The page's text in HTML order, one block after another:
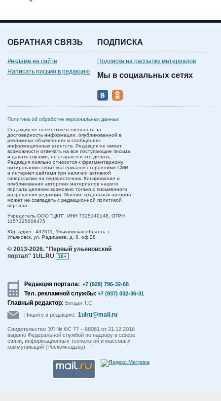
ОБРАТНАЯ СВЯЗЬ
Реклама на сайте
Написать письмо в редакцию
ПОДПИСКА
Подписка на рассылку материалов
Мы в социальных сетях
Политика об обработке персональных данных
Редакция не несет ответственность за
достоверность информации, опубликованной в
рекламных объявлениях и сообщениях
информационных агентств. Редакция не имеет
возможности отвечать на все поступающие письма
и давать справки, но старается это делать.
Редакция лояльно относится к фрагментарному
цитированию своих материалов сторонними СМИ
и интернет-сайтами при наличии активной
гиперссылки на первоисточник. Копирование и
опубликование авторских материалов нашего
портала целиком возможно только с письменного
разрешения редакции. Мнение отдельных авторов
может не совпадать с редакционной политикой
портала.
Учредитель ООО "ЦКП". ИНН 7325140148, ОГРН
1157325006475
Юр. адрес: 432011, Ульяновская область, г.
Ульяновск, ул. Радищева, д. 8, оф.28
© 2013-2026. "Первый ульяновский
портал" 1UL.RU
18+
Редакция портала: +7 (929) 796-32-68
Тел. рекламной службы: +7 (937) 032-36-31
Главный редактор: Богдан Т.С.
Пишите в редакцию: 1ulru@mail.ru
Свидетельство ЭЛ № ФС 77 – 68081 от 21.12.2016
выдано Федеральной службой по надзору в сфере
связи, информационных технологий и массовых
коммуникаций (Роскомнадзор).